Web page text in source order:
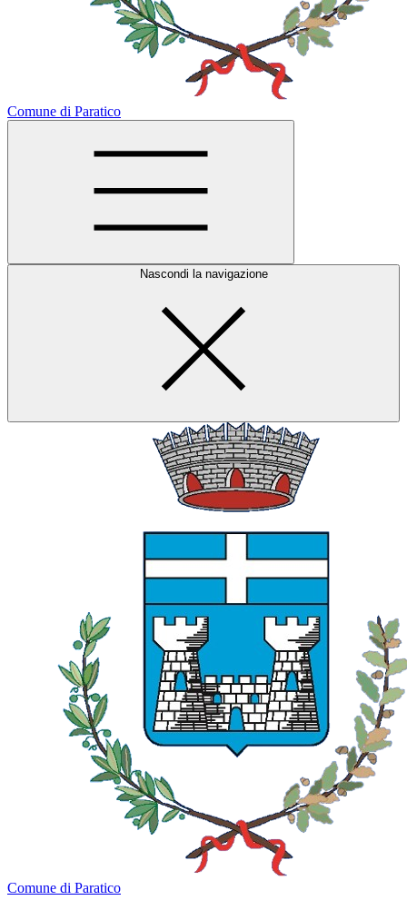
Comune di Paratico
Nascondi la navigazione
Comune di Paratico